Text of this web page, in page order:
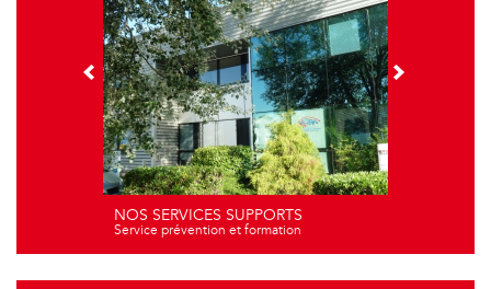
NOS SERVICES SUPPORTS
Service prévention et formation